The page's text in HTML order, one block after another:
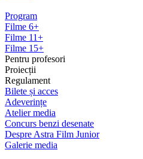
Program
Filme 6+
Filme 11+
Filme 15+
Pentru profesori
Proiecții
Regulament
Bilete și acces
Adeverințe
Atelier media
Concurs benzi desenate
Despre Astra Film Junior
Galerie media